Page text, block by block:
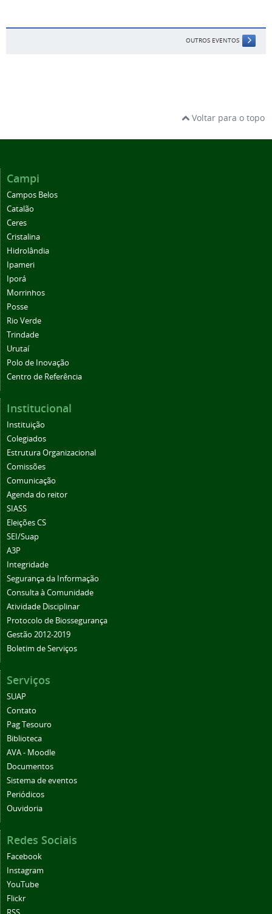
OUTROS EVENTOS
Voltar para o topo
Campi
Campos Belos
Catalão
Ceres
Cristalina
Hidrolândia
Ipameri
Iporá
Morrinhos
Posse
Rio Verde
Trindade
Urutaí
Polo de Inovação
Centro de Referência
Institucional
Instituição
Colegiados
Estrutura Organizacional
Comissões
Comunicação
Agenda do reitor
SIASS
Eleições CS
SEI/Suap
A3P
Integridade
Segurança da Informação
Consulta à Comunidade
Atividade Disciplinar
Protocolo de Biossegurança
Gestão 2012-2019
Boletim de Serviços
Serviços
SUAP
Contato
Pag Tesouro
Biblioteca
AVA - Moodle
Documentos
Sistema de eventos
Periódicos
Ouvidoria
Redes Sociais
Facebook
Instagram
YouTube
Flickr